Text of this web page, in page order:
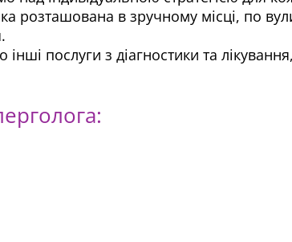
розташована в зручному місці, по
інші послуги з діагностики та